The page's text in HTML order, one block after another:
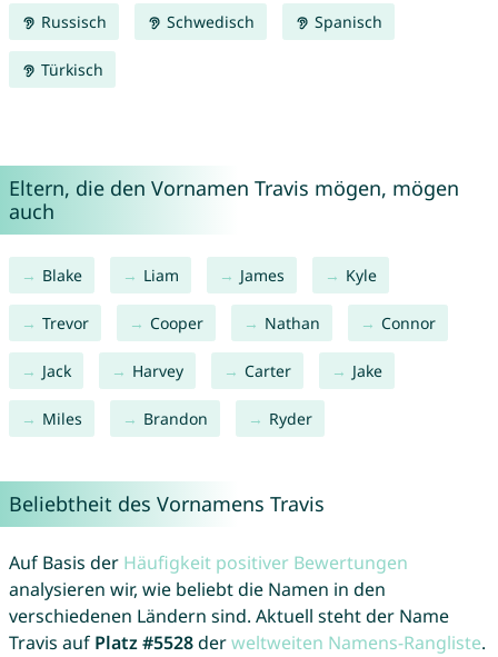
Russisch Schwedisch Spanisch
Türkisch
Eltern, die den Vornamen Travis mögen, mögen
auch
Blake Liam James Kyle
Trevor Cooper Nathan Connor
Jack Harvey Carter Jake
Miles Brandon Ryder
Beliebtheit des Vornamens Travis
Auf Basis der Häufigkeit positiver Bewertungen
analysieren wir, wie beliebt die Namen in den
verschiedenen Ländern sind. Aktuell steht der Name
Travis auf Platz #5528derweltweiten Namens-Rangliste.